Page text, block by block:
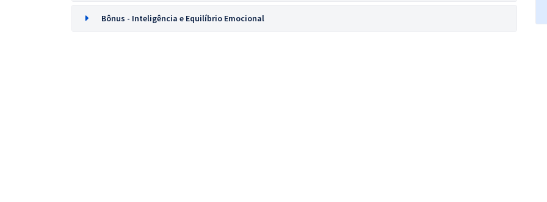
Bônus - Inteligência e Equilíbrio Emocional